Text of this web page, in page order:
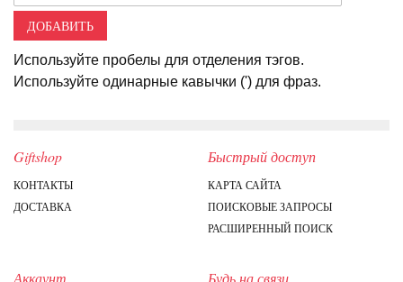
ДОБАВИТЬ
Используйте пробелы для отделения тэгов.
Используйте одинарные кавычки (') для фраз.
Giftshop
КОНТАКТЫ
ДОСТАВКА
Быстрый доступ
КАРТА САЙТА
ПОИСКОВЫЕ ЗАПРОСЫ
РАСШИРЕННЫЙ ПОИСК
Аккаунт Будь на связи